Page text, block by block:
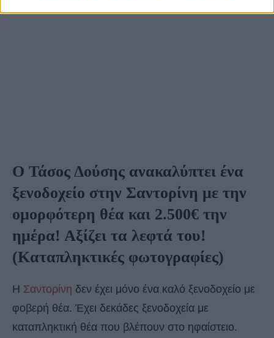
Ο Τάσος Δούσης ανακαλύπτει ένα
ξενοδοχείο στην Σαντορίνη με την
ομορφότερη θέα και 2.500€ την
ημέρα! Αξίζει τα λεφτά του!
(Καταπληκτικές φωτογραφίες)
Η Σαντορίνη δεν έχει μόνο ένα καλό ξενοδοχείο με
φοβερή θέα. Έχει δεκάδες ξενοδοχεία με
καταπληκτική θέα που βλέπουν στο ηφαίστειο.